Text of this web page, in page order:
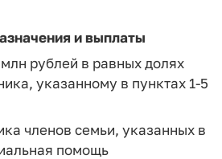
и выплаты
рублей в равных долях
указанному в пунктах 1-5
членов семьи, указанных в
помощь